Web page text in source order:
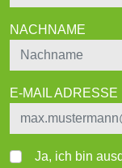
NACHNAME
E-MAIL ADRESSE
Ja, ich bin